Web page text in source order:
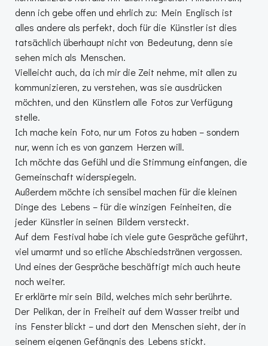
denn ich gebe offen und ehrlich zu: Mein Englisch ist
alles andere als perfekt, doch für die Künstler ist dies
tatsächlich überhaupt nicht von Bedeutung, denn sie
sehen mich als Menschen.
Vielleicht auch, da ich mir die Zeit nehme, mit allen zu
kommunizieren, zu verstehen, was sie ausdrücken
möchten, und den Künstlern alle Fotos zur Verfügung
stelle.
Ich mache kein Foto, nur um Fotos zu haben – sondern
nur, wenn ich es von ganzem Herzen will.
Ich möchte das Gefühl und die Stimmung einfangen, die
Gemeinschaft widerspiegeln.
Außerdem möchte ich sensibel machen für die kleinen
Dinge des Lebens – für die winzigen Feinheiten, die
jeder Künstler in seinen Bildern versteckt.
Auf dem Festival habe ich viele gute Gespräche geführt,
viel umarmt und so etliche Abschiedstränen vergossen.
Und eines der Gespräche beschäftigt mich auch heute
noch weiter.
Er erklärte mir sein Bild, welches mich sehr berührte.
Der Pelikan, der in Freiheit auf dem Wasser treibt und
ins Fenster blickt – und dort den Menschen sieht, der in
seinem eigenen Gefängnis des Lebens stickt.